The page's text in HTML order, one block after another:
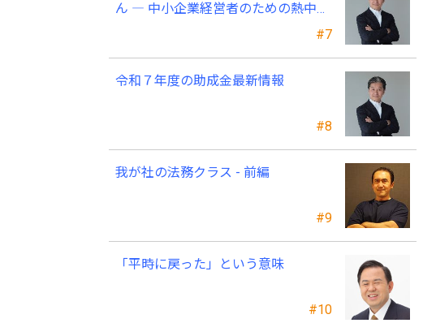
#7
ん ― 中小企業経営者のための熱中症
#8
令和７年度の助成金最新情報
#9
我が社の法務クラス - 前編
#10
「平時に戻った」という意味